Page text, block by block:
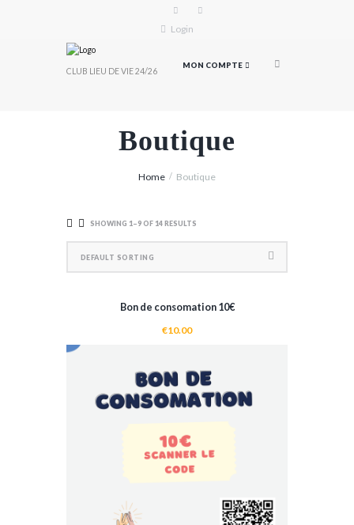
Login
CLUB LIEU DE VIE 24/26
MON COMPTE
Boutique
Home Boutique
SHOWING 1–9 OF 14 RESULTS
Bon de consomation 10€
€10.00